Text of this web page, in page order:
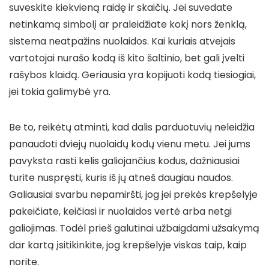
suveskite kiekvieną raidę ir skaičių. Jei suvedate
netinkamą simbolį ar praleidžiate kokį nors ženklą,
sistema neatpažins nuolaidos. Kai kuriais atvejais
vartotojai nurašo kodą iš kito šaltinio, bet gali įvelti
rašybos klaidą. Geriausia yra kopijuoti kodą tiesiogiai,
jei tokia galimybė yra.
Be to, reikėtų atminti, kad dalis parduotuvių neleidžia
panaudoti dviejų nuolaidų kodų vienu metu. Jei jums
pavyksta rasti kelis galiojančius kodus, dažniausiai
turite nuspręsti, kuris iš jų atneš daugiau naudos.
Galiausiai svarbu nepamiršti, jog jei prekės krepšelyje
pakeičiate, keičiasi ir nuolaidos vertė arba netgi
galiojimas. Todėl prieš galutinai užbaigdami užsakymą
dar kartą įsitikinkite, jog krepšelyje viskas taip, kaip
norite.